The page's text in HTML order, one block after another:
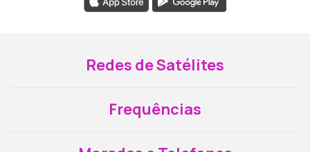
Redes de Satélites
Frequências